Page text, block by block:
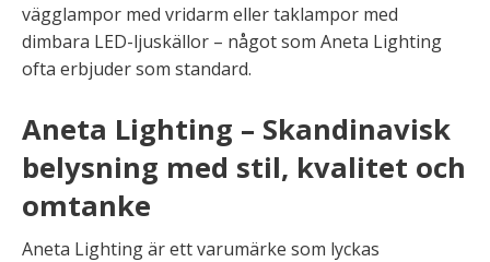
vägglampor med vridarm eller taklampor med
dimbara LED-ljuskällor – något som Aneta Lighting
ofta erbjuder som standard.
Aneta Lighting – Skandinavisk
belysning med stil, kvalitet och
omtanke
Aneta Lighting är ett varumärke som lyckas